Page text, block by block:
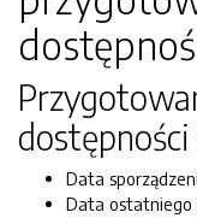
Data
Data ostatniego